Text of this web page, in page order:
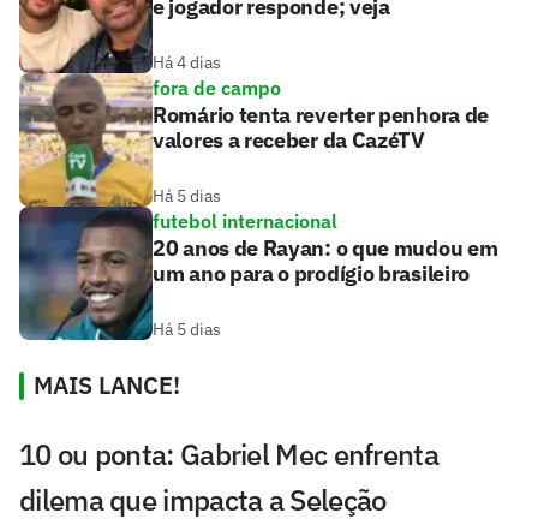
e jogador responde; veja
Há 4 dias
fora de campo
Romário tenta reverter penhora de
valores a receber da CazéTV
Há 5 dias
futebol internacional
20 anos de Rayan: o que mudou em
um ano para o prodígio brasileiro
Há 5 dias
MAIS LANCE!
10 ou ponta: Gabriel Mec enfrenta
dilema que impacta a Seleção